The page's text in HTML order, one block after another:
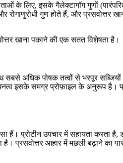
के लिए, इसके गैलेक्टागॉग गुणों
गुण होते हैं, और प्रसवोत्तर
खाना पकाने की एक सतत विशेषता है।
अधिक पोषक तत्वों से भरपूर
इसके समग्र प्रोफ़ाइल के अनुरूप है।
हैं। प्रोटीन उपचार में सहायता करता
प्रसवोत्तर आहार में मछली बढ़ाने का